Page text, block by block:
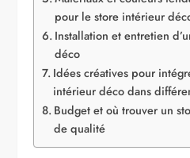
pour le store intérieur
Installation et entretien
déco
Idées créatives pour
intérieur déco dans
Budget et où trouver un
de qualité